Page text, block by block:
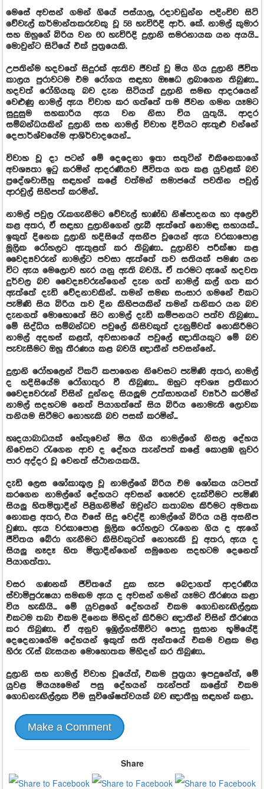
මෙසේ අවසන් ගමන් ගියේ පස්යාල, රදාවඩුන්න පදිංචිව සිටි
වේවැල් කර්මාන්තකරුවකු වූ 58 හැවිරිදි ආර්. කේ. නාමල් කුමාර
සහ ඔහුගේ බිරිය වන 60 හැවිරිදි දුලානි සමරනායක යන අයයි...
මොවුන්ට සිටියේ එක් පුත්‍රයෙකි.
උපතින්ම හදවතේ සිදුරක් ඇතිව ජීවත් වූ මිය ගිය දුලානි ජීවිත
කාලය පුරාවටම එම රෝගය සඳහා ඖෂධ ලබාගෙන තිබුණා...
හදවත් රෝගියකු බව දැන සිටියත් දුලානි සමඟ ආදරයෙන්
වෙළුණු නාමල් ඇය විවාහ කර ගත්තේ තම ජීවන ගමන යෑමට
සුදුසුම සහකාරිය ඇය වන නිසා විය යුතුයි.. ආදර
සම්බන්ධයකින් දුලානි සහ නාමල් විවාහ දිවියට ඇතුළු වන්නේ
දෙපාර්ශ්වයේම ආශිර්වාදයෙන්...
විවාහ වූ දා පටන් මේ දෙදෙනා ඉතා සතුටින් එකිනෙකාගේ
අවශ්‍යතා ඉටු කරමින් ආදරණීයව ජීවිතය ගත කළ යුවළක් බව
ප්‍රදේශවාසීහු සඳහන් කළේ වත්මන් සමාජයේ පවතින පවුල්
ආරවුල් සිහිපත් කරමින්..
නාමල් පවුල රැකගැනීමට වේවැල් භාණ්ඩ නිෂ්පාදනය හා අලෙවි
කළ අතර, ඒ සඳහා දුලානිගෙන් ලැබී ඇත්තේ නොමඳ සහායක්...
ඉකුත් දිනෙක දුලානි හදිසියේ අසනීප වූයෙන් ඇය වරකාපොළ
මූලික රෝහලට ඇතුළත් කර තිබුණා.. දුලානිව පරීක්ෂා කළ
වෛද්‍යවරුන් නාමල්ට පවසා ඇත්තේ තව සතියක් පමණ යන
විට ඇය මෙලොව හැර යනු ඇති බවයි.. ඒ තරමට ඇගේ හදවත
දුර්වල බව වෛද්‍යවරුන්ගෙන් දැන ගත් නාමල් කල් ගත කර
ඇත්තේ දැඩි වේදනාවකින්.. තමන් සමඟ සංසාර ගමනේ එකට
පැමිණි සිය බිරිය තව දින කිහිපයකින් තමන් තනිකර යන බව
දැනගත් මොහොතේ සිට නාමල් දැඩි කම්පනයට පත්ව තිබුණා...
මේ සිද්ධිය සම්බන්ධව පවුලේ කිසිවකුත් දැනුම්වත් නොකිරීමට
නාමල් අදහස් කළත්, අවසානයේ පවුලේ ඥාතියකුට මේ බව
පැවැසීමට ඔහු තීරණය කළ බවයි ඥාතීන් පවසන්නේ..
දුලානි රෝහලෙන් ටිකට් කපාගෙන නිවෙසට පැමිණි අතර, නාමල්
ද හදිසියේම රෝගාතුර වී තිබුණා... ඔහුට අවශ්‍ය ප්‍රතිකාර
වෛද්‍යවරුන් විසින් දුන්නද සියලූම උත්සාහයන් ව්‍යර්ථ කරමින්
නාමල් සදහටම නෙත් පියාගත්තේ සිය බිරිය නොමැති ලොවක
තනියම සිටීමට නොහැකි බව පසක් කරමින්...
හෘදයාබාධයක් හේතුවෙන් මිය ගිය නාමල්ගේ නිසල දේහය
නිවෙසට රැගෙන ආව ද දේහය තැන්පත් කළේ කොළඹ නුවර
පාර අද්දර වූ වෙනත් ස්ථානයකයි..
දැඩි ලෙස ශෝකාකූල වූ නාමල්ගේ බිරිය එම ශෝකය යටපත්
කරගෙන නාමල්ගේ දේහයට අවසන් ගෞරව දැක්වීමට පැමිණි
සියලු හිතමිත්‍රාදීන් පිළිගනිමින් ඔවුන්ට කතාබහ කිරීමට අමතක
නොකළ අතර, එය එසේ සිදු වෙද්දී නාමල්ගේ බිරිය යළි අසනීප
වුණා.. ඇය වරකාපොළ මූලික රෝහලට රැගෙන ගිය ද ඇගේ
ජීවිතය බේරා ගැනීමට කිසිවකුටත් නොහැකි වූ අතර, ඇය ද
සියලු නෑදෑ හිත මිත්‍රාදීන්ගෙන් සමුගෙන සදහටම දෙනෙත්
පියාගත්තා..
වසර ගණනක් ජීවිතයේ දුක සැප බෙදාගත් ආදරණීය
ස්වාමිපුරුෂයා සමඟම ඇය ද අවසන් ගමන් යෑමට තීරණය කළා
විය හැකියි... මේ යුවළගේ දේහයන් එකම ගොඩනැඟිල්ලක
එකටම තබා එකම දිනෙක මිහිදන් කිරීමට ඥාතීන් විසින් තීරණය
කර තිබුණා.. ඒ අනුව ඉඹුල්ගස්ඕවිට පොදු සුසාන භූමියේදී
දෙදෙනාගේම දේහයන් ඉකුත් සති අන්තයේ එකම වළක මළ
හිරු රැස් බැසයන මොහොතක මිහිදන් කර තිබුණා..
දුලානි සහ නාමල් විවාහ වූයේත්, එකම පුත්‍රයා ඉපදුනේත්, මේ
යුවළ මියයෑමෙන් පසු දේහයන් තැන්පත් කළේත් එකම
ගොඩනැඟිල්ලක වීම සුවිශේෂත්වයක් බව ඥාතීහු සඳහන් කළා..
Make a Comment
Share